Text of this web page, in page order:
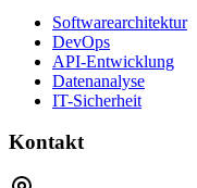
Softwarearchitektur
DevOps
API-Entwicklung
Datenanalyse
IT-Sicherheit
Kontakt